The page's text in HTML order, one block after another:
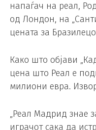
напаѓач на реал,
од Лондон, на
цената за
Како што објави
цена што Реал е
милиони евра.
„Реал Мадрид знае
играчот сака да